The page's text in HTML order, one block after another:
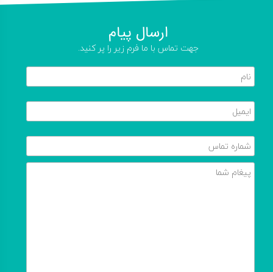
ارسال پیام
جهت تماس با ما فرم زیر را پر کنید.